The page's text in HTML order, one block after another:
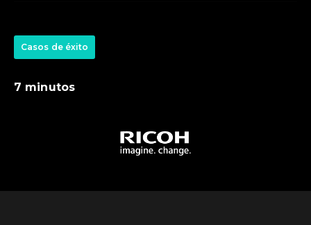
Casos de éxito
7 minutos